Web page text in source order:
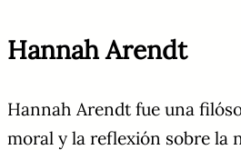
Hannah Arendt
Hannah Arendt fue una
moral y la reflexión sobre la